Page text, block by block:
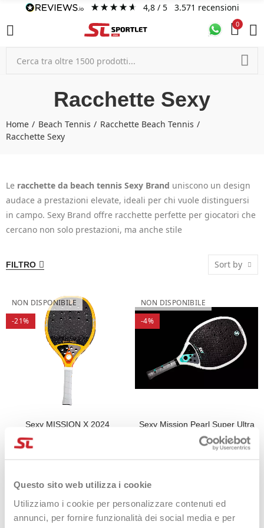
Questo sito web utilizza i cookie
Utilizziamo i cookie per personalizzare contenuti ed
annunci, per fornire funzionalità dei social media e per
4,8/ 5 3.571 recensioni
0
Racchette Sexy
Home Beach Tennis
Racchette Beach Tennis
Racchette Sexy
Le racchette da beach tennis Sexy Brand uniscono un design
audace a prestazioni elevate, ideali per chi vuole distinguersi
in campo. Sexy Brand offre racchette perfette per giocatori che
cercano non solo prestazioni, ma anche stile
FILTRO Sort by
NON DISPONIBILE
-21%
Sexy MISSION X 2024
275,00 €
NON DISPONIBILE
-4%
Sexy Mission Pearl Super Ultra
Light
240,00 €